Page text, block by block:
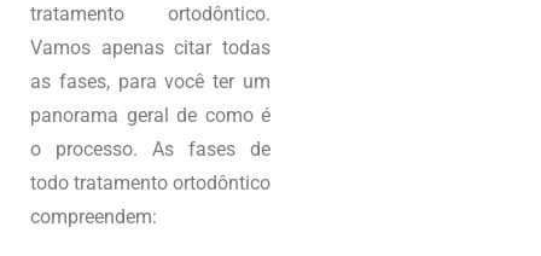
tratamento ortodôntico.
Vamos apenas citar todas
as fases, para você ter um
panorama geral de como é
o processo. As fases de
todo tratamento ortodôntico
compreendem: